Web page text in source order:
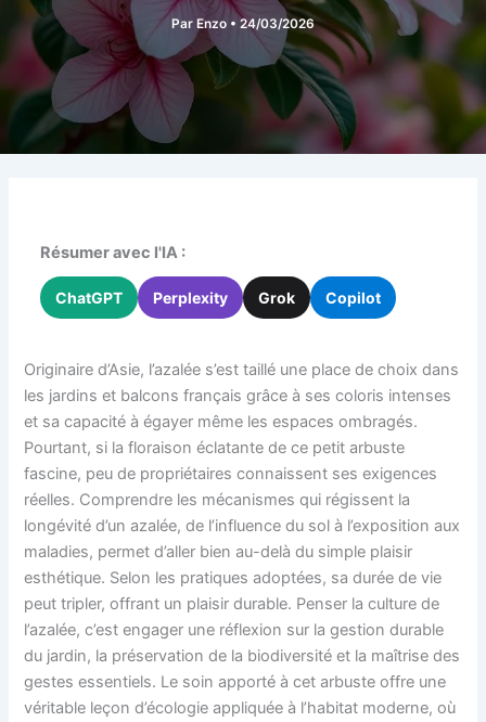
Par Enzo • 24/03/2026
Résumer avec l'IA :
ChatGPT Perplexity Grok Copilot
Originaire d’Asie, l’azalée s’est taillé une place de choix dans
les jardins et balcons français grâce à ses coloris intenses
et sa capacité à égayer même les espaces ombragés.
Pourtant, si la floraison éclatante de ce petit arbuste
fascine, peu de propriétaires connaissent ses exigences
réelles. Comprendre les mécanismes qui régissent la
longévité d’un azalée, de l’influence du sol à l’exposition aux
maladies, permet d’aller bien au-delà du simple plaisir
esthétique. Selon les pratiques adoptées, sa durée de vie
peut tripler, offrant un plaisir durable. Penser la culture de
l’azalée, c’est engager une réflexion sur la gestion durable
du jardin, la préservation de la biodiversité et la maîtrise des
gestes essentiels. Le soin apporté à cet arbuste offre une
véritable leçon d’écologie appliquée à l’habitat moderne, où